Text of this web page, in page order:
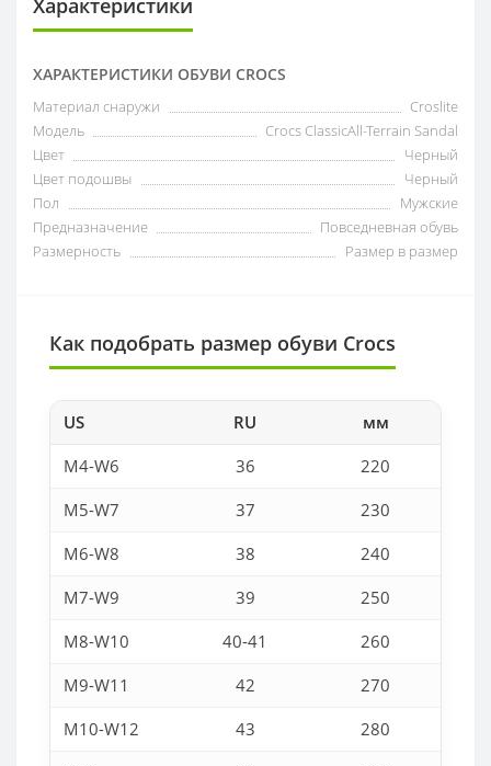
Характеристики
ХАРАКТЕРИСТИКИ ОБУВИ CROCS
Материал снаружи
Croslite
Модель
Crocs ClassicAll-Terrain Sandal
Цвет
Черный
Цвет подошвы
Черный
Пол
Мужские
Предназначение
Повседневная обувь
Размерность
Размер в размер
Как подобрать размер обуви Crocs
US RU
мм
M4-W6
36
220
M5-W7
37
230
M6-W8
38
240
M7-W9
39
250
M8-W10
40-41
260
M9-W11
42
270
M10-W12
43
280